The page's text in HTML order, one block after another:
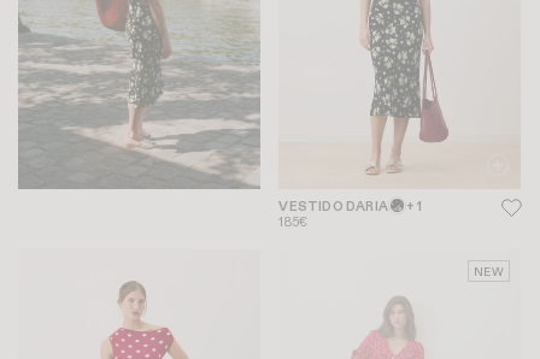
VESTIDO DARIA + 1
185€
NEW